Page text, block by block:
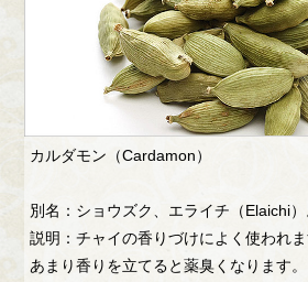
カルダモン（Cardamon）
別名：ショウズク、エライチ（Elaichi）
説明：チャイの香りづけによく使われ
あまり香りを立てると薬臭くなります。